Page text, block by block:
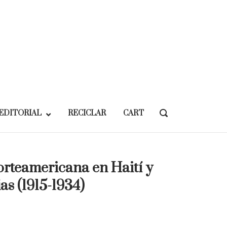
RECICLAR CART
OPEN
BAR
en Haití y
(1915-1934)